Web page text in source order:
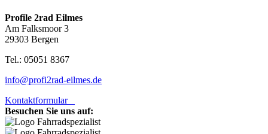
Profile 2rad Eilmes
Am Falksmoor 3
29303 Bergen
Tel.: 05051 8367
info@profi2rad-eilmes.de
Kontaktformular
Besuchen Sie uns auf: